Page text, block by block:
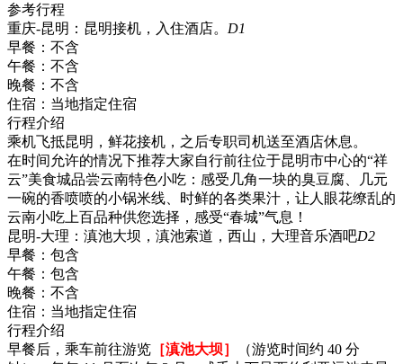
参考行程
重庆-昆明：昆明接机，入住酒店。 D1
早餐： 不含
午餐： 不含
晚餐： 不含
住宿： 当地指定住宿
行程介绍
乘机飞抵昆明，鲜花接机，之后专职司机送至酒店休息。
在时间允许的情况下推荐大家自行前往位于昆明市中心的“祥
云”美食城品尝云南特色小吃：感受几角一块的臭豆腐、几元
一碗的香喷喷的小锅米线、时鲜的各类果汁，让人眼花缭乱的
云南小吃上百品种供您选择，感受“春城”气息！
昆明-大理：滇池大坝，滇池索道，西山，大理音乐酒吧D2
早餐： 包含
午餐： 包含
晚餐： 不含
住宿： 当地指定住宿
行程介绍
早餐后，乘车前往游览 ［滇池大坝］
（游览时间约 40 分